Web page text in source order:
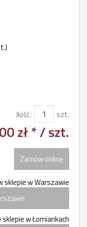
Ilość:
szt.
zł */ szt.
Zamów online
sklepie w Warszawie
w Łomiankach